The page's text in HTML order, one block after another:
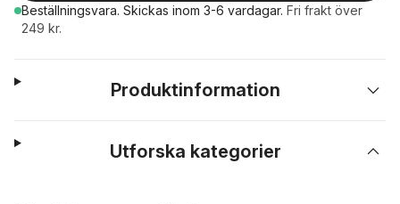
Beställningsvara. Skickas inom 3-6 vardagar. Fri frakt över
249 kr.
Produktinformation
Utforska kategorier